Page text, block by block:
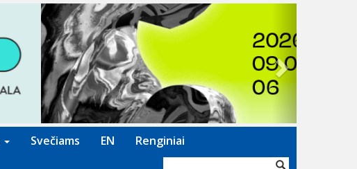
Svečiams EN Renginiai